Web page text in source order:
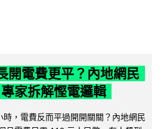
開電費更平？內地網民
家拆解慳電邏輯
，電費反而平過開開關關？內地網民